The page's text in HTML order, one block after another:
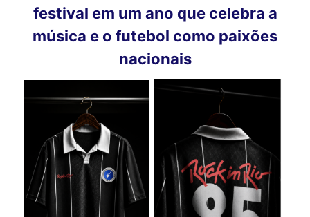
festival em um ano que celebra a
música e o futebol como paixões
nacionais